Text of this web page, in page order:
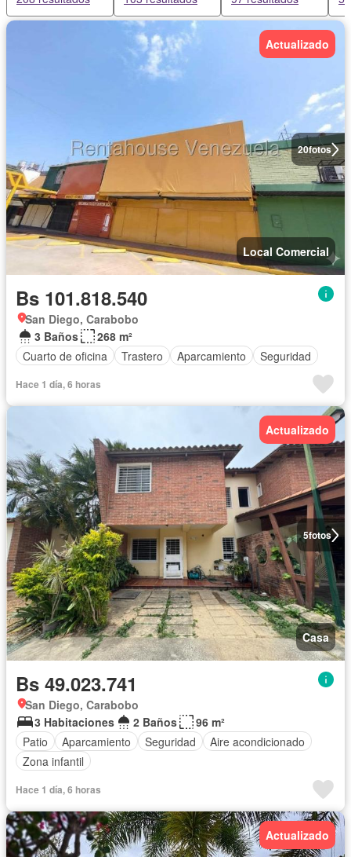
20fotos
Actualizado
Local Comercial
Bs 101.818.540
San Diego, Carabobo
3 Baños
268 m²
Cuarto de oficina
Trastero Aparcamiento Seguridad
Hace 1 día, 6 horas
5fotos
Actualizado
Casa
Bs 49.023.741
San Diego, Carabobo
3 Habitaciones
2 Baños
96 m²
Patio
Aparcamiento Seguridad
Aire acondicionado
Zona infantil
Hace 1 día, 6 horas
Actualizado